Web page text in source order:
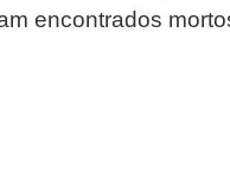
encontrados